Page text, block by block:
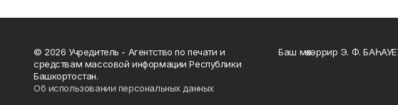
© 2026 Учредитель - Агентство по печати и
средствам массовой информации Республики
Башкортостан.
Об использовании персональных данных
Баш мөхәррир Э. Ф.